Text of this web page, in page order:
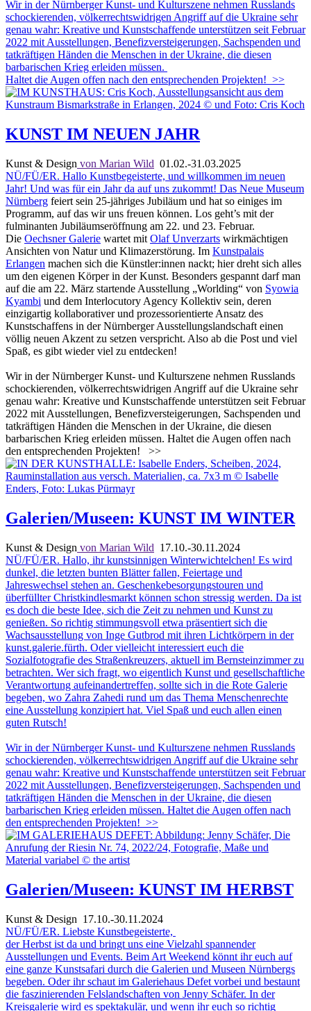
Wir in der Nürnberger Kunst- und Kulturszene nehmen Russlands
schockierenden, völkerrechtswidrigen Angriff auf die Ukraine sehr
genau wahr: Kreative und Kunstschaffende unterstützen seit Februar
2022 mit Ausstellungen, Benefizversteigerungen, Sachspenden und
tatkräftigen Händen die Menschen in der Ukraine, die diesen
barbarischen Krieg erleiden müssen.
Haltet die Augen offen nach den entsprechenden Projekten! >>
KUNST IM NEUEN JAHR
Kunst & Design von Marian Wild 01.02.-31.03.2025
NÜ/FÜ/ER. Hallo Kunstbegeisterte, und willkommen im neuen
Jahr! Und was für ein Jahr da auf uns zukommt! Das Neue Museum
Nürnberg feiert sein 25-jähriges Jubiläum und hat so einiges im
Programm, auf das wir uns freuen können. Los geht’s mit der
fulminanten Jubiläumseröffnung am 22. und 23. Februar.
Die Oechsner Galerie wartet mit Olaf Unverzarts wirkmächtigen
Ansichten von Natur und Klimazerstörung. Im Kunstpalais
Erlangen machen sich die Künstler:innen nackt; hier dreht sich alles
um den eigenen Körper in der Kunst. Besonders gespannt darf man
auf die am 22. März startende Ausstellung „Worlding“ von Syowia
Kyambi und dem Interlocutory Agency Kollektiv sein, deren
einzigartig kollaborativer und prozessorientierte Ansatz des
Kunstschaffens in der Nürnberger Ausstellungslandschaft einen
völlig neuen Akzent zu setzen verspricht. Also ab die Post und viel
Spaß, es gibt wieder viel zu entdecken!
Wir in der Nürnberger Kunst- und Kulturszene nehmen Russlands
schockierenden, völkerrechtswidrigen Angriff auf die Ukraine sehr
genau wahr: Kreative und Kunstschaffende unterstützen seit Februar
2022 mit Ausstellungen, Benefizversteigerungen, Sachspenden und
tatkräftigen Händen die Menschen in der Ukraine, die diesen
barbarischen Krieg erleiden müssen. Haltet die Augen offen nach
den entsprechenden Projekten!
>>
Galerien/Museen: KUNST IM WINTER
Kunst & Design von Marian Wild 17.10.-30.11.2024
NÜ/FÜ/ER. Hallo, ihr kunstsinnigen Winterwichtelchen! Es wird
dunkel, die letzten bunten Blätter fallen, Feiertage und
Jahreswechsel stehen an. Geschenkebesorgungstouren und
überfüllter Christkindlesmarkt können schon stressig werden. Da ist
es doch die beste Idee, sich die Zeit zu nehmen und Kunst zu
genießen. So richtig stimmungsvoll etwa präsentiert sich die
Wachsausstellung von Inge Gutbrod mit ihren Lichtkörpern in der
kunst.galerie.fürth. Oder vielleicht interessiert euch die
Sozialfotografie des Straßenkreuzers, aktuell im Bernsteinzimmer zu
betrachten. Wer sich fragt, wo eigentlich Kunst und gesellschaftliche
Verantwortung aufeinandertreffen, sollte sich in die Rote Galerie
begeben, wo Zahra Zahedi rund um das Thema Menschenrechte
eine Ausstellung konzipiert hat. Viel Spaß und euch allen einen
guten Rutsch!
Wir in der Nürnberger Kunst- und Kulturszene nehmen Russlands
schockierenden, völkerrechtswidrigen Angriff auf die Ukraine sehr
genau wahr: Kreative und Kunstschaffende unterstützen seit Februar
2022 mit Ausstellungen, Benefizversteigerungen, Sachspenden und
tatkräftigen Händen die Menschen in der Ukraine, die diesen
barbarischen Krieg erleiden müssen. Haltet die Augen offen nach
den entsprechenden Projekten! >>
Galerien/Museen: KUNST IM HERBST
Kunst & Design 17.10.-30.11.2024
NÜ/FÜ/ER. Liebste Kunstbegeisterte,
der Herbst ist da und bringt uns eine Vielzahl spannender
Ausstellungen und Events. Beim Art Weekend könnt ihr euch auf
eine ganze Kunstsafari durch die Galerien und Museen Nürnbergs
begeben. Oder ihr schaut im Galeriehaus Defet vorbei und bestaunt
die faszinierenden Felslandschaften von Jenny Schäfer. In der
Kreisgalerie wird es spektakulär, und wenn ihr euch so richtig